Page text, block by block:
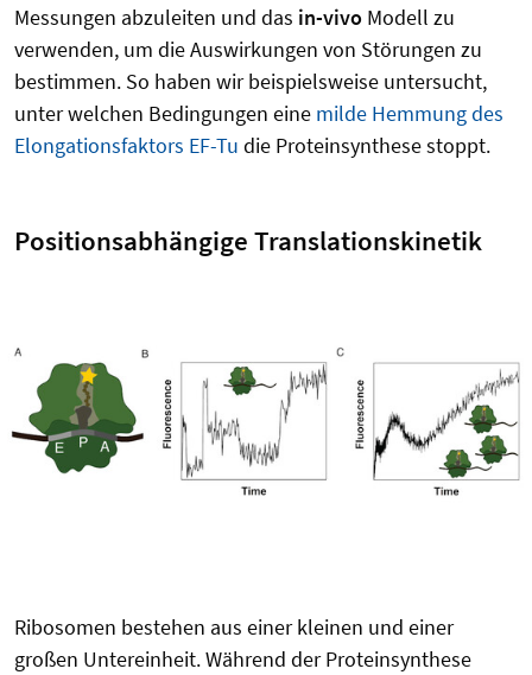
Messungen abzuleiten und das in-vivo Modell zu
verwenden, um die Auswirkungen von Störungen zu
bestimmen. So haben wir beispielsweise untersucht,
unter welchen Bedingungen eine milde Hemmung des
Elongationsfaktors EF-Tu die Proteinsynthese stoppt.
Positionsabhängige Translationskinetik
Ribosomen bestehen aus einer kleinen und einer
großen Untereinheit. Während der Proteinsynthese